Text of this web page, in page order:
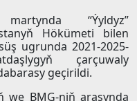
“Ýyldyz”
Hökümeti bilen
ugrunda 2021-2025-
çarçuwaly
geçirildi.
we BMG-niň arasynda